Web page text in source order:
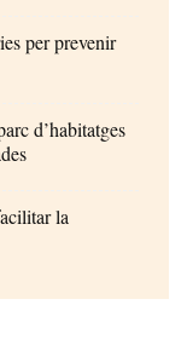
per prevenir
d’habitatges
la